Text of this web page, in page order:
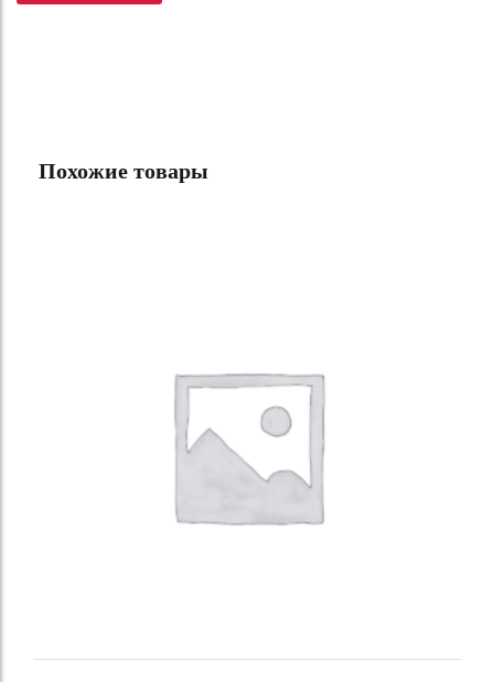
Похожие товары